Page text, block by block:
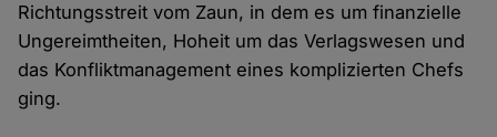
Richtungsstreit vom Zaun, in dem es um finanzielle
Ungereimtheiten, Hoheit um das Verlagswesen und
das Konfliktmanagement eines komplizierten Chefs
ging.